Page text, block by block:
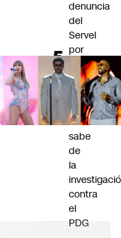
denuncia
del
Servel
por
eventuales
gastos
irregulares:
Esto
se
sabe
de
la
contra
el
PDG